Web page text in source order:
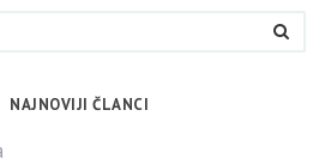
NAJNOVIJI ČLANCI